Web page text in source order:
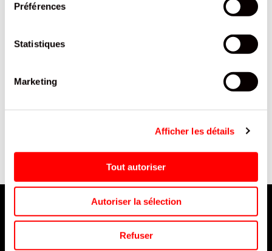
Préférences
Statistiques
Marketing
Afficher les détails
Tout autoriser
Autoriser la sélection
Refuser
FINI DENTIER LISSE H SCHT